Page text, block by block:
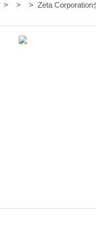
> > > Zeta Corporation